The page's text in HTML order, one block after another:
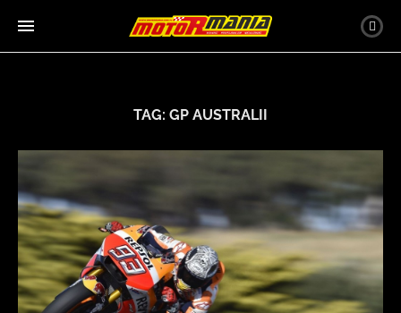
TAG: GP AUSTRALII